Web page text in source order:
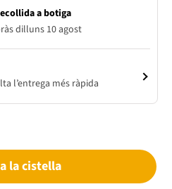
a botiga
dilluns 10 agost
l’entrega més ràpida
la cistella